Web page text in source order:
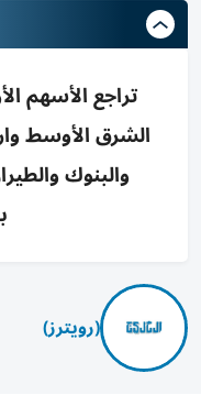
الشرق الأوسط
والبنوك
(رويترز)